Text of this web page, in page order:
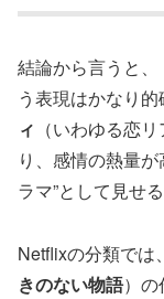
結論から言うと、
う表現はかなり
ィ （いわゆる恋
り、感情の熱量
ラマ”として見せ
Netflixの分類では
きのない物語）の